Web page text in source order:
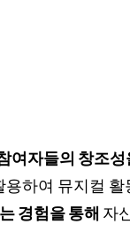
여자들의 창조
하여 뮤지컬
경험을 통해 자